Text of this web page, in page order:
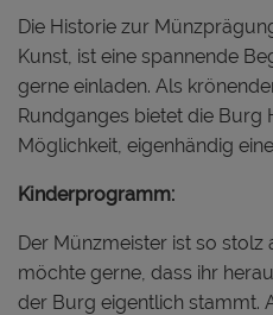
Die Historie zur
Kunst, ist eine spannende
gerne einladen. Als
Rundganges bietet die
Möglichkeit, eigenhändig
Kinderprogramm:
Der Münzmeister ist so stolz
möchte gerne, dass ihr
der Burg eigentlich stammt.